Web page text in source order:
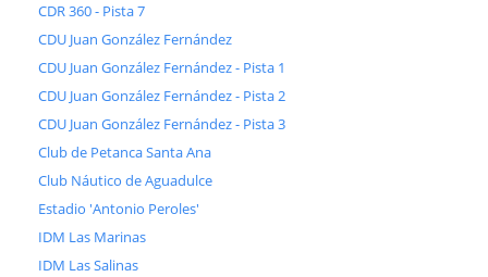
CDR 360 - Pista 7
CDU Juan González Fernández
CDU Juan González Fernández - Pista 1
CDU Juan González Fernández - Pista 2
CDU Juan González Fernández - Pista 3
Club de Petanca Santa Ana
Club Náutico de Aguadulce
Estadio 'Antonio Peroles'
IDM Las Marinas
IDM Las Salinas